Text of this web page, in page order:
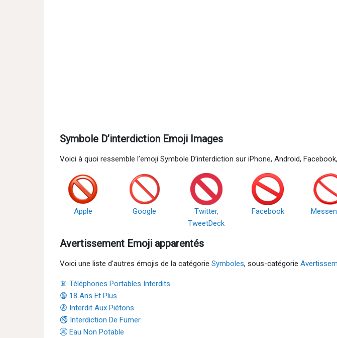
Symbole D’interdiction Emoji Images
Voici à quoi ressemble l’emoji Symbole D’interdiction sur iPhone, Android,
Apple Google
Twitter,
TweetDeck
Facebook
Avertissement Emoji apparentés
Voici une liste d'autres émojis de la catégorie Symboles, sous-catégorie
📵 Téléphones Portables Interdits
🔞 18 Ans Et Plus
🚷 Interdit Aux Piétons
🚭 Interdiction De Fumer
🚱 Eau Non Potable